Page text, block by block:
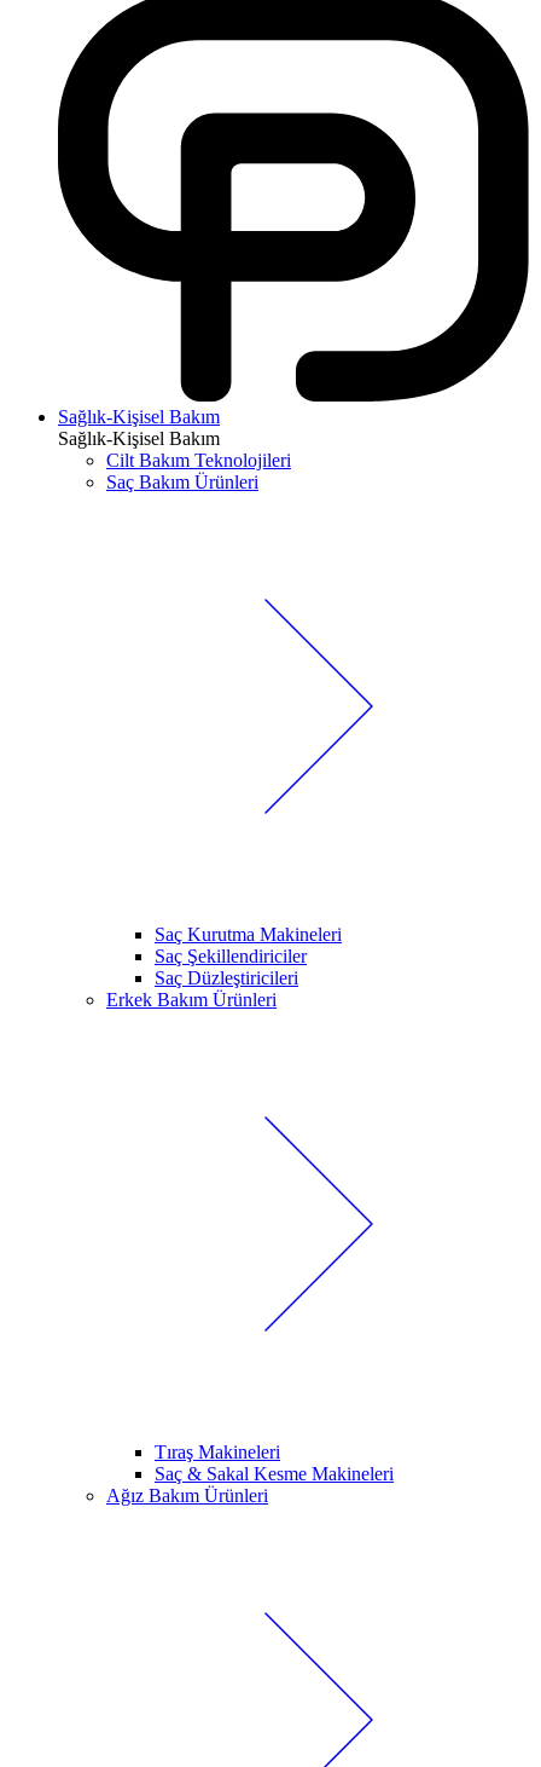
Sağlık-Kişisel Bakım
Sağlık-Kişisel Bakım
Cilt Bakım Teknolojileri
Saç Bakım Ürünleri
Saç Kurutma Makineleri
Saç Şekillendiriciler
Saç Düzleştiricileri
Erkek Bakım Ürünleri
Tıraş Makineleri
Saç & Sakal Kesme Makineleri
Ağız Bakım Ürünleri